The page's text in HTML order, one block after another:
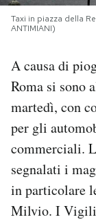
I MIEI
CALENDARIO
AREA
Area
Newsletter
Taxi in piazza della
ANTIMIANI)
A causa di
Roma si sono
martedì, con
per gli
commerciali.
segnalati i
in particolare
Milvio. I Vigili